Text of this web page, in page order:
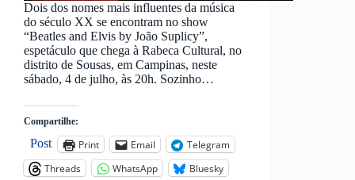
Dois dos nomes mais influentes da música
do século XX se encontram no show
“Beatles and Elvis by João Suplicy”,
espetáculo que chega à Rabeca Cultural, no
distrito de Sousas, em Campinas, neste
sábado, 4 de julho, às 20h. Sozinho…
Compartilhe:
Post Print Email
Telegram
Threads
WhatsApp Bluesky